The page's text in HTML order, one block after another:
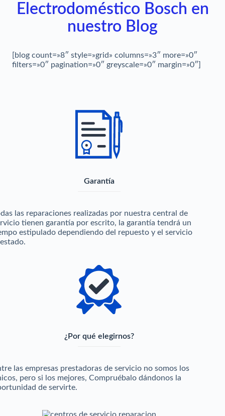
Electrodoméstico Bosch en
nuestro Blog
[blog count=»8″ style=»grid» columns=»3″ more=»0″
filters=»0″ pagination=»0″ greyscale=»0″ margin=»0″]
Garantía
las reparaciones realizadas por nuestra central de
tienen garantía por escrito, la garantía tendrá un
estipulado dependiendo del repuesto y el servicio
¿Por qué elegirnos?
las empresas prestadoras de servicio no somos los
pero si los mejores, Compruébalo dándonos la
de servirte.